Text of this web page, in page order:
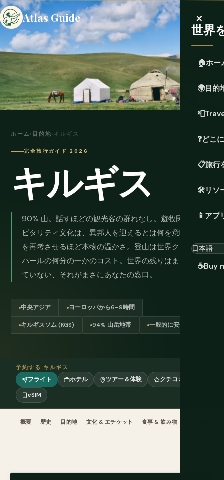
Atlas Guide ×
世界
🏠ホー
🌍目的
📮
❓どこ
📋旅行
🛠️リソ
📱 アプ
☕Buy
ホーム› 目的地› キルギス
完全旅行ガイド 2026
キルギス
90% 山。話すほどの観光客の群れなし。遊牧民のホス
ピタリティ文化は、異邦人を迎えるとは何を意味するか
を再考させるほど本物の温かさ。登山は世界クラスでネ
パールの何分の一かのコスト。世界の残りはまだ気づい
ていない、それがまさにあなたの窓口。
中央アジア ヨーロッパから6–9時間
キルギスソム (KGS) 94% 山岳地帯 一般的に安全
予約する キルギス
フライト ホテル ツアー＆体験
クチコミ
eSIM
概要 歴史 目的地 文化 & エチケット 食事 & 飲み物